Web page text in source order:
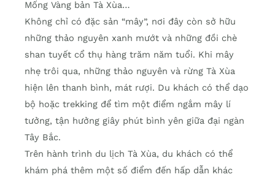
Mống Vàng bản Tà Xùa…
Không chỉ có đặc sản “mây”, nơi đây còn sở hữu
những thảo nguyên xanh mướt và những đồi chè
shan tuyết cổ thụ hàng trăm năm tuổi. Khi mây
nhẹ trôi qua, những thảo nguyên và rừng Tà Xùa
hiện lên thanh bình, mát rượi. Du khách có thể dạo
bộ hoặc trekking để tìm một điểm ngắm mây lí
tưởng, tận hưởng giây phút bình yên giữa đại ngàn
Tây Bắc.
Trên hành trình du lịch Tà Xùa, du khách có thể
khám phá thêm một số điểm đến hấp dẫn khác